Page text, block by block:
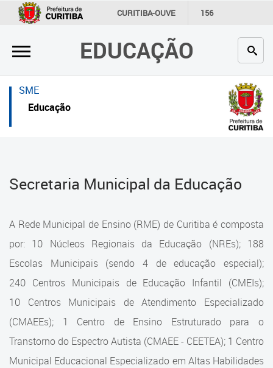
CURITIBA-OUVE 156
INFORMAÇÃO SECRETARIAS
EDUCAÇÃO
×
Inicial
Secretaria
Profissionais da educação
Contato
úteis
Portal da Prefeitura de Curitiba
Cadastramento Escolar
Cadastro Online
Portal ICS Instituto Curitiba de
×
Inicial
Inicial
Secretaria
Crianças e estudantes
Contato
Estrutura da Secretaria
Estrutura da Secretaria
Superintendência Executiva
SME
Educação
Secretaria Municipal da Educação
A Rede Municipal de Ensino (RME) de Curitiba é composta
por: 10 Núcleos Regionais da Educação (NREs); 188
Escolas Municipais (sendo 4 de educação especial);
240 Centros Municipais de Educação Infantil (CMEIs);
10 Centros Municipais de Atendimento Especializado
(CMAEEs); 1 Centro de Ensino Estruturado para o
Transtorno do Espectro Autista (CMAEE - CEETEA); 1 Centro
Municipal Educacional Especializado em Altas Habilidades